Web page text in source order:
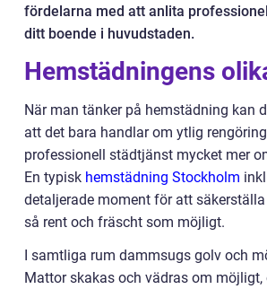
fördelarna med att anlita
ditt boende i huvudstaden.
Hemstädningens
När man tänker på hemstädning kan
att det bara handlar om ytlig
professionell städtjänst mycket mer
En typisk hemstädning Stockholm
detaljerade moment för att
så rent och fräscht som möjligt.
I samtliga rum dammsugs golv och
Mattor skakas och vädras om